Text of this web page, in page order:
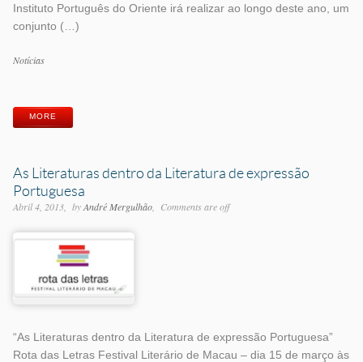
Instituto Português do Oriente irá realizar ao longo deste ano, um
conjunto (…)
Categorias
Notícias
MORE
As Literaturas dentro da Literatura de expressão
Portuguesa
Abril 4, 2013 byAndré Mergulhão Comments are off
“As Literaturas dentro da Literatura de expressão Portuguesa”
Rota das Letras Festival Literário de Macau – dia 15 de março às